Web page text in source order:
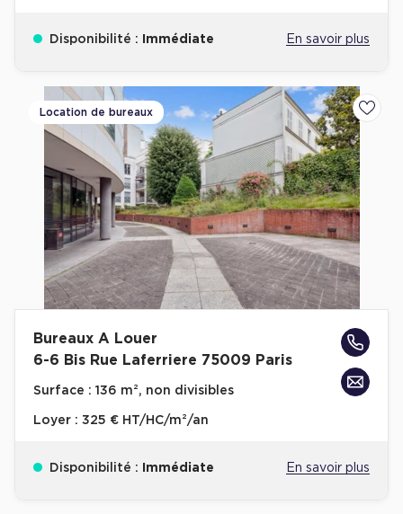
Disponibilité : Immédiate En savoir plus
Location de bureaux
Bureaux A Louer
6-6 Bis Rue Laferriere 75009 Paris
Surface : 136 m², non divisibles
Loyer : 325 € HT/HC/m²/an
Disponibilité : Immédiate En savoir plus